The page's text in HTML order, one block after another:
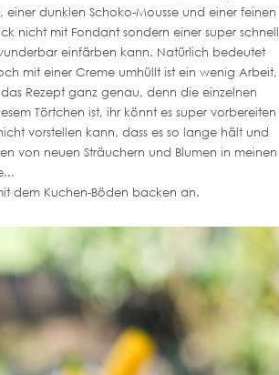
dunklen Schoko-Mousse und einer feinen
nicht mit Fondant sondern einer super schnell
einfärben kann. Natürlich bedeutet
mit einer Creme umhüllt ist ein wenig Arbeit,
Rezept ganz genau, denn die einzelnen
Törtchen ist, ihr könnt es super vorbereiten
vorstellen kann, dass es so lange hält und
von neuen Sträuchern und Blumen in meinen
dem Kuchen-Böden backen an.